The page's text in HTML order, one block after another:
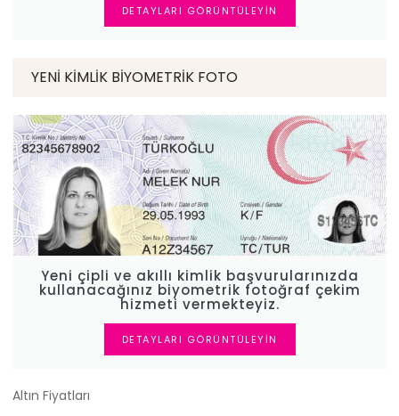
DETAYLARI GÖRÜNTÜLEYIN
YENI KIMLIK BIYOMETRIK FOTO
Yeni çipli ve akıllı kimlik başvurularınızda
kullanacağınız biyometrik fotoğraf çekim
hizmeti vermekteyiz.
DETAYLARI GÖRÜNTÜLEYIN
Altın Fiyatları